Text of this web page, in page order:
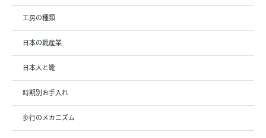
工房の種類
日本の靴産業
日本人と靴
時期別お手入れ
歩行のメカニズム